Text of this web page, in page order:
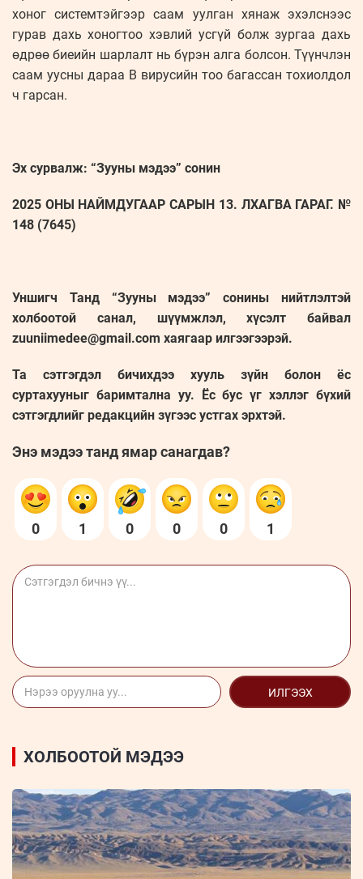
хоног системтэйгээр саам уулган хянаж эхэлснээс
гурав дахь хоногтоо хэвлий усгүй болж зургаа дахь
өдрөө биеийн шарлалт нь бүрэн алга болсон. Түүнчлэн
саам уусны дараа В вирусийн тоо багассан тохиолдол
ч гарсан.
Эх сурвалж: “Зууны мэдээ” сонин
2025 ОНЫ НАЙМДУГААР САРЫН 13. ЛХАГВА ГАРАГ. №
148 (7645)
Уншигч Танд “Зууны мэдээ” сонины нийтлэлтэй
холбоотой санал, шүүмжлэл, хүсэлт байвал
zuuniimedee@gmail.com хаягаар илгээгээрэй.
Та сэтгэгдэл бичихдээ хууль зүйн болон ёс
суртахууныг баримтална уу. Ёс бус үг хэллэг бүхий
сэтгэгдлийг редакцийн зүгээс устгах эрхтэй.
Энэ мэдээ танд ямар санагдав?
0 1 0 0 0 1
ИЛГЭЭХ
ХОЛБООТОЙ МЭДЭЭ